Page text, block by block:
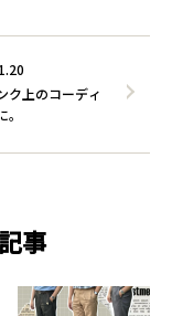
ク上のコーディ
事